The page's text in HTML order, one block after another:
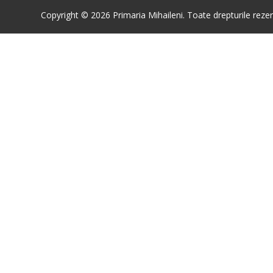
Copyright © 2026 Primaria Mihaileni. Toate drepturile